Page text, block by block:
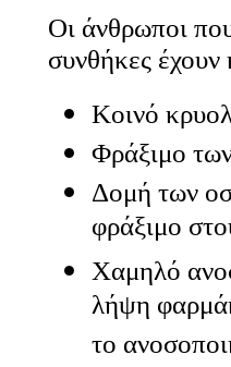
Οι άνθρωποι
συνθήκες
Κοινό
Φράξιμο
Δομή των
φράξιμο
Χαμηλό
λήψη
το